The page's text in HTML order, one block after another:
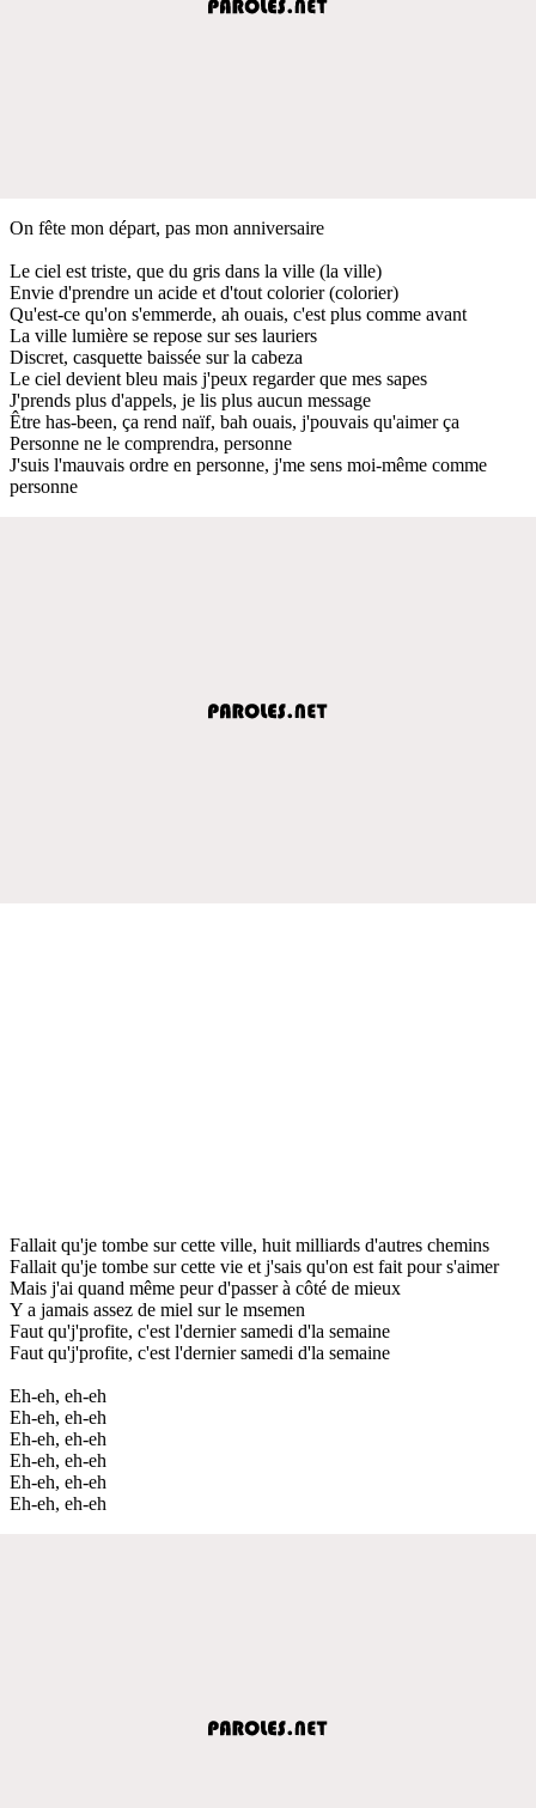
On fête mon départ, pas mon anniversaire
Le ciel est triste, que du gris dans la ville (la ville)
Envie d'prendre un acide et d'tout colorier (colorier)
Qu'est-ce qu'on s'emmerde, ah ouais, c'est plus comme avant
La ville lumière se repose sur ses lauriers
Discret, casquette baissée sur la cabeza
Le ciel devient bleu mais j'peux regarder que mes sapes
J'prends plus d'appels, je lis plus aucun message
Être has-been, ça rend naïf, bah ouais, j'pouvais qu'aimer ça
Personne ne le comprendra, personne
J'suis l'mauvais ordre en personne, j'me sens moi-même comme
personne
Fallait qu'je tombe sur cette ville, huit milliards d'autres chemins
Fallait qu'je tombe sur cette vie et j'sais qu'on est fait pour s'aimer
Mais j'ai quand même peur d'passer à côté de mieux
Y a jamais assez de miel sur le msemen
Faut qu'j'profite, c'est l'dernier samedi d'la semaine
Faut qu'j'profite, c'est l'dernier samedi d'la semaine
Eh-eh, eh-eh
Eh-eh, eh-eh
Eh-eh, eh-eh
Eh-eh, eh-eh
Eh-eh, eh-eh
Eh-eh, eh-eh